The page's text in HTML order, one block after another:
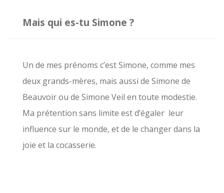
c
h
e
r
:
Mais qui es-tu Simone ?
Un de mes prénoms c’est Simone, comme mes
deux grands-mères, mais aussi de Simone de
Beauvoir ou de Simone Veil en toute modestie.
Ma prétention sans limite est d’égaler leur
influence sur le monde, et de le changer dans la
joie et la cocasserie.